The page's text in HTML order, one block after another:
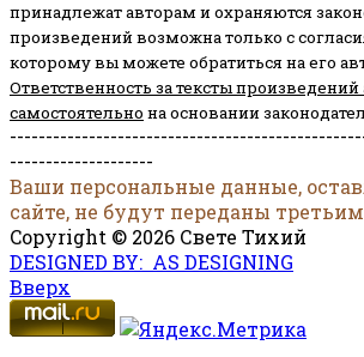
принадлежат авторам и охраняются
произведений возможна только с
которому вы можете обратиться на его
Ответственность за тексты
самостоятельно на основании
--------------------
Ваши персональные данные,
сайте, не будут переданы
Copyright © 2026 Свете Тихий
DESIGNED BY: AS DESIGNING
Вверх